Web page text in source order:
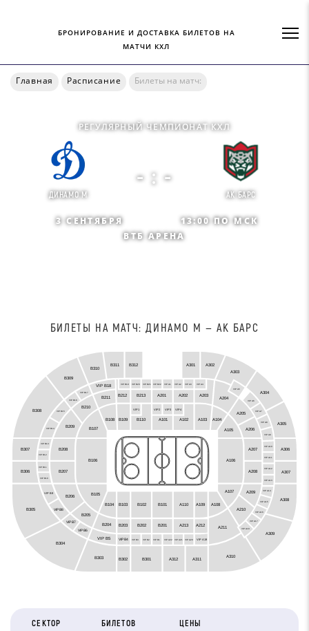
БРОНИРОВАНИЕ И ДОСТАВКА БИЛЕТОВ НА
МАТЧИ КХЛ
Главная Расписание Билеты на матч:
РЕГУЛЯРНЫЙ ЧЕМПИОНАТ КХЛ
ДИНАМО М
- : -
АК БАРС
3 СЕНТЯБРЯ
13:00 ПО МСК
ВТБ АРЕНА
БИЛЕТЫ НА МАТЧ: ДИНАМО М — АК БАРС
A103 A104
A105
A106
A107
A108
A109
B103
B104
B105
B106
B107
B108 B109
A203
A204
A205
A206
A207
A208
A209
A210
A211
A212
B203
B204
B205
B206
B207
B208
B209
B210
B211 B212
A301 A302
A303
A304
A305
A306
A307
A308
A309
A310
A311
B302
B303
B304
B305
B306
B307
B308
B309
B310
B311
VIP A1
VIP A5
VIP A6
VIP A7
VIP A8
VIP A9
VIP A10
VIP A13
VIP A14
VIP A15
VIP A16
VIP A17
VIP A18
VIP A19
VIP B4
VIP B5
VIP B6
VIP B7
VIP B8
VIP B9
VIP B10
VIP B11
VIP B12
VIP B13
VIP B14
VIP B15
VIP B16
VIP B17
VIP B18
B301 A312
B312
VIP B19 VIP B20 VIP B21 VIP B22 VIP A2 VIP A3 VIP A4
VIP B3 VIP B2 VIP B1 VIP A22 VIP A21 VIP A20
VIP A11
VIP A12
B201
B202 A213
B213 A201 A202
B102 B101 A110
A102
A101
B110
VIP1 VIP2 VIP3 VIP4
СЕКТОР БИЛЕТОВ ЦЕНЫ